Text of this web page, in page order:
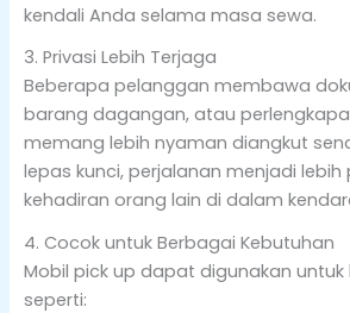
kendali Anda selama masa sewa.
3. Privasi Lebih Terjaga
Beberapa pelanggan membawa
barang dagangan, atau
memang lebih nyaman diangkut
lepas kunci, perjalanan menjadi
kehadiran orang lain di dalam
4. Cocok untuk Berbagai Kebutuhan
Mobil pick up dapat digunakan untuk
seperti: